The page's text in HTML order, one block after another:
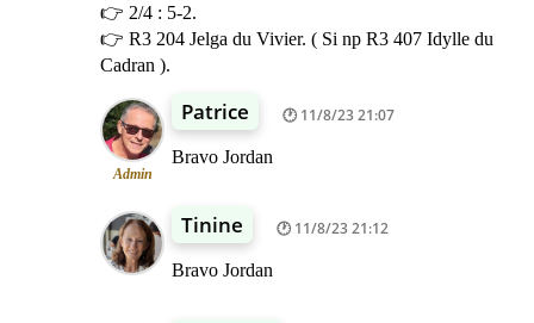
👉 2/4 : 5-2.
👉 R3 204 Jelga du Vivier. ( Si np R3 407 Idylle du
Cadran ).
Admin
Patrice 11/8/23 21:07
Bravo Jordan
Tinine 11/8/23 21:12
Bravo Jordan